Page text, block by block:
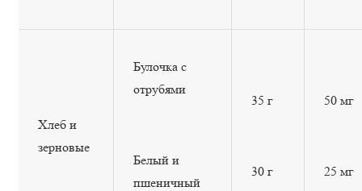
Хлеб и
зерновые
Булочка с
отрубями
Белый и
пшеничный
35 г
30 г
50 мг
25 мг